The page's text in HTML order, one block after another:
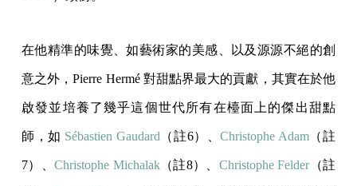
在他精準的味覺、如藝術家的美感、以及源源不絕的創
意之外，Pierre Hermé 對甜點界最大的貢獻，其實在於他
啟發並培養了幾乎這個世代所有在檯面上的傑出甜點
師，如 Sébastien Gaudard （註6）、Christophe Adam（註
7）、Christophe Michalak（註8）、 Christophe Felder（註